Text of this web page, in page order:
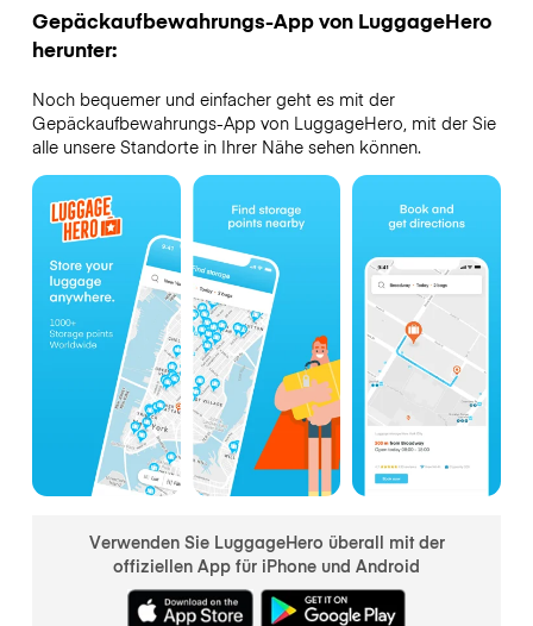
Gepäckaufbewahrungs-App von LuggageHero
herunter:
Noch bequemer und einfacher geht es mit der
Gepäckaufbewahrungs-App von LuggageHero, mit der Sie
alle unsere Standorte in Ihrer Nähe sehen können.
Verwenden Sie LuggageHero überall mit der
offiziellen App für iPhone und Android